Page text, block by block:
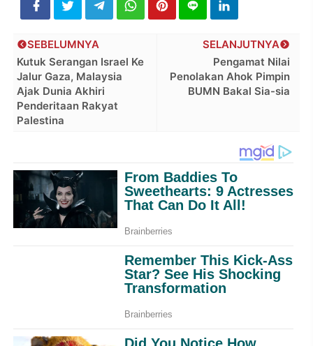
SELANJUTNYA
Pengamat Nilai
Penolakan Ahok Pimpin
BUMN Bakal Sia-sia
SEBELUMNYA
Kutuk Serangan Israel Ke
Jalur Gaza, Malaysia
Ajak Dunia Akhiri
Penderitaan Rakyat
Palestina